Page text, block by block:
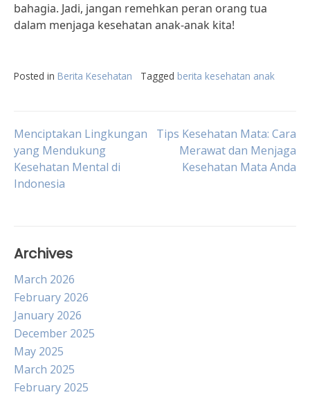
bahagia. Jadi, jangan remehkan peran orang tua
dalam menjaga kesehatan anak-anak kita!
Posted in Berita Kesehatan Tagged berita kesehatan anak
Post
navigation
Menciptakan Lingkungan
yang Mendukung
Kesehatan Mental di
Indonesia
Tips Kesehatan Mata: Cara
Merawat dan Menjaga
Kesehatan Mata Anda
Archives
March 2026
February 2026
January 2026
December 2025
May 2025
March 2025
February 2025